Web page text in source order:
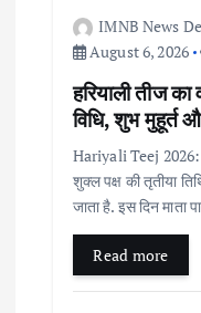
IMNB News
August 6, 2026
हरियाली तीज
विधि, शुभ मुहूर्त
Hariyali Teej 2026:
शुक्ल पक्ष की तृतीया
जाता है. इस दिन माता
Read more